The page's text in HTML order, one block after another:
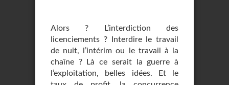
Alors ? L’interdiction des
licenciements ? Interdire le travail
de nuit, l’intérim ou le travail à la
chaîne ? Là ce serait la guerre à
l’exploitation, belles idées. Et le